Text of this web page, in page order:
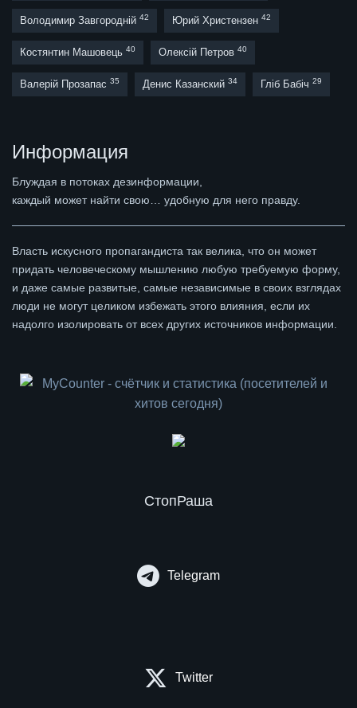
Володимир Завгородній 42 Юрий Христензен 42
Костянтин Машовець 40 Олексій Петров 40
Валерій Прозапас 35 Денис Казанский 34 Гліб Бабіч 29
Информация
Блуждая в потоках дезинформации,
каждый может найти свою… удобную для него правду.
Власть искусного пропагандиста так велика, что он может
придать человеческому мышлению любую требуемую форму,
и даже самые развитые, самые независимые в своих взглядах
люди не могут целиком избежать этого влияния, если их
надолго изолировать от всех других источников информации.
СтопРаша
Telegram
Twitter